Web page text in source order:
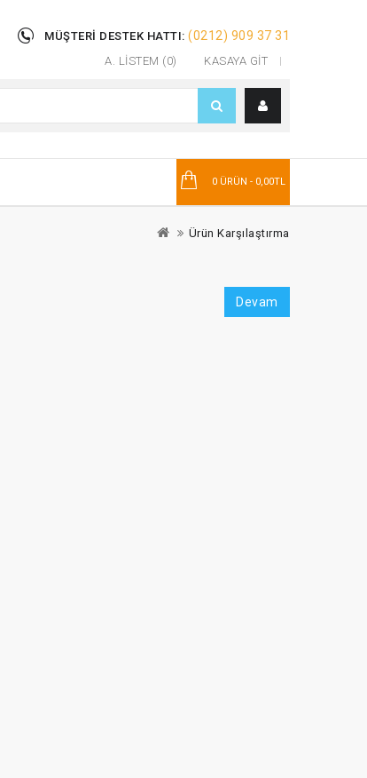
MÜŞTERI DESTEK HATTI: (0212) 909 37 31
A. LISTEM (0) KASAYA GIT
0 ÜRÜN - 0,00TL
Ürün Karşılaştırma
Devam